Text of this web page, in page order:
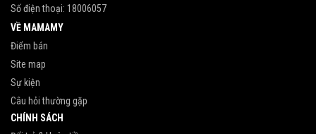
Số điện thoại: 18006057
VỀ MAMAMY
Điểm bán
Site map
Sự kiện
Câu hỏi thường gặp
CHÍNH SÁCH